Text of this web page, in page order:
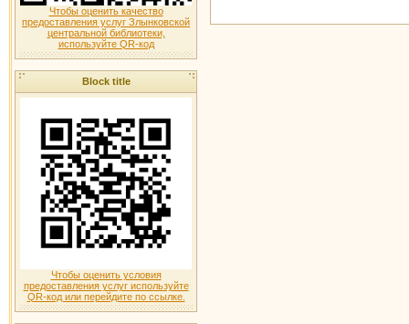
Чтобы оценить качество
предоставления услуг Злынковской
центральной библиотеки,
используйте QR-код
Block title
Чтобы оценить условия
предоставления услуг используйте
QR-код или перейдите по ссылке.